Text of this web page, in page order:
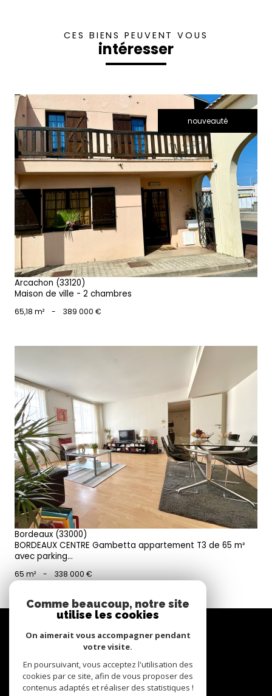
CES BIENS PEUVENT VOUS
intéresser
nouveauté
voir le bien
Arcachon (33120)
Maison de ville - 2 chambres
65,18 m² - 389 000 €
voir le bien
Bordeaux (33000)
BORDEAUX CENTRE Gambetta appartement T3 de 65 m²
avec parking...
65 m² - 338 000 €
Se
connecter
espace propriétaire
Nous
Comme beaucoup, notre site
utilise les cookies
On aimerait vous accompagner pendant
votre visite.
En poursuivant, vous acceptez l'utilisation des
cookies par ce site, afin de vous proposer des
contenus adaptés et réaliser des statistiques !